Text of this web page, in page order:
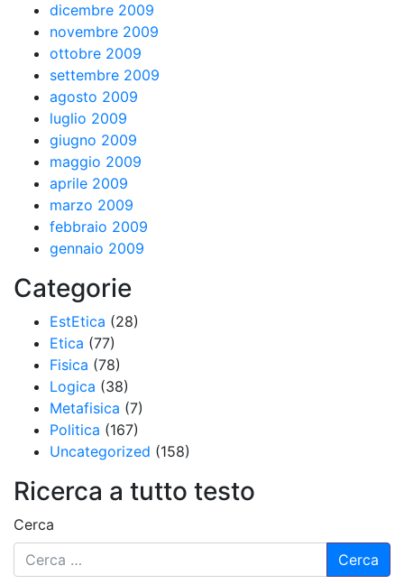
dicembre 2009
novembre 2009
ottobre 2009
settembre 2009
agosto 2009
luglio 2009
giugno 2009
maggio 2009
aprile 2009
marzo 2009
febbraio 2009
gennaio 2009
Categorie
EstEtica (28)
Etica (77)
Fisica (78)
Logica (38)
Metafisica (7)
Politica (167)
Uncategorized (158)
Ricerca a tutto testo
Cerca